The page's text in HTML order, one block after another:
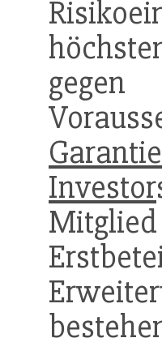
gegen
Garantie
Investor